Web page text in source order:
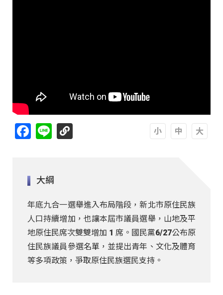
Facebook
Line
大綱
年底九合一選舉進入布局階段，新北市原住民族
人口持續增加，也讓本屆市議員選舉，山地及平
地原住民席次雙雙增加 1 席。國民黨6/27公布原
住民族議員參選名單，並提出青年、文化及體育
等多項政策，爭取原住民族選民支持。